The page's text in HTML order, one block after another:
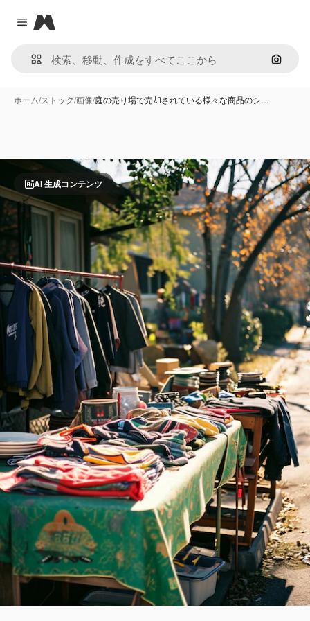
Close menu
Magnific
画像で
ホーム/ストック/画像/庭の売り場で売却されている様々な商品のシ…
AI 生成コンテンツ